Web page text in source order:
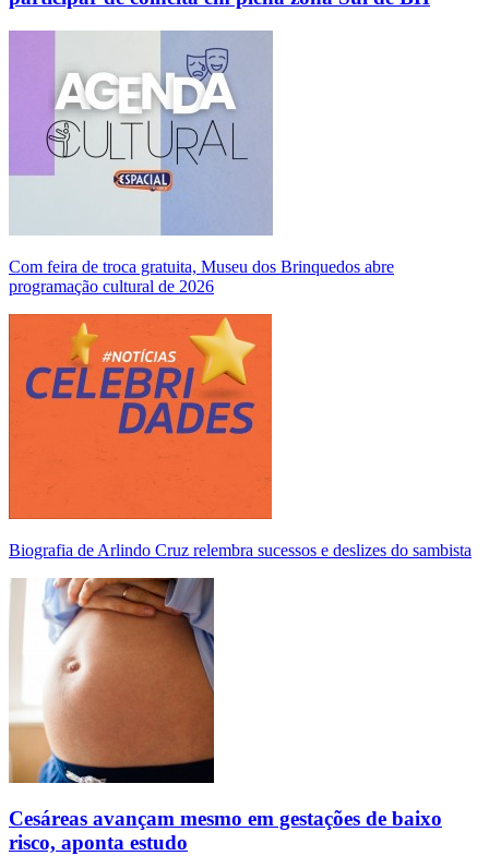
Com feira de troca gratuita, Museu dos Brinquedos abre
programação cultural de 2026
Biografia de Arlindo Cruz relembra sucessos e deslizes do sambista
Cesáreas avançam mesmo em gestações de baixo
risco, aponta estudo